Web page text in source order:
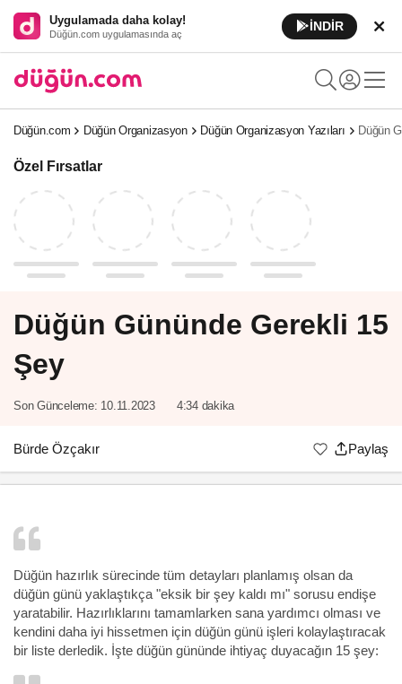
Uygulamada daha kolay!
Düğün.com uygulamasında aç
İNDİR
Düğün.com Düğün Organizasyon Düğün Organizasyon Yazıları Düğün
Özel Fırsatlar
Düğün Gününde Gerekli 15
Şey
Son Günceleme: 10.11.2023 4:34 dakika
Bürde Özçakır Paylaş
Düğün hazırlık sürecinde tüm detayları planlamış olsan da
düğün günü yaklaştıkça "eksik bir şey kaldı mı" sorusu endişe
yaratabilir. Hazırlıklarını tamamlarken sana yardımcı olması ve
kendini daha iyi hissetmen için düğün günü işleri kolaylaştıracak
bir liste derledik. İşte düğün gününde ihtiyaç duyacağın 15 şey: